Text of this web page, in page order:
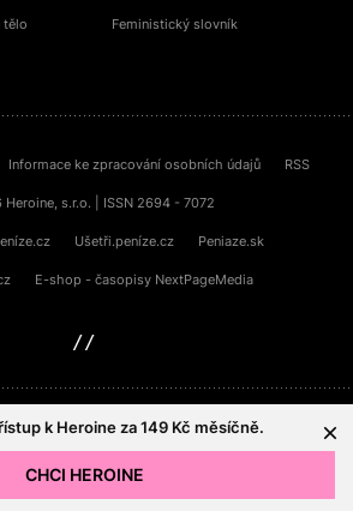
tělo
Feministický slovník
Informace ke zpracování osobních údajů RSS
s.r.o. | ISSN 2694 - 7072
Ušetři.peníze.cz Peniaze.sk
E-shop - časopisy NextPageMedia
seženete také u našich partnerů
k Heroine za 149 Kč měsíčně.
CHCI HEROINE